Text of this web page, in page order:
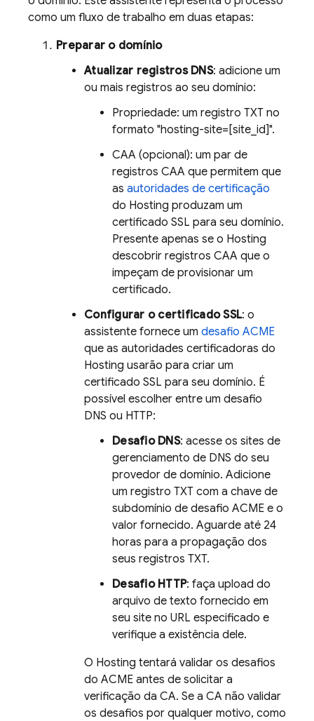
como um fluxo de trabalho em duas etapas:
Preparar o domínio
Atualizar registros DNS: adicione um
ou mais registros ao seu domínio:
Propriedade: um registro TXT no
formato "hosting-site=[site_id]".
CAA (opcional): um par de
registros CAA que permitem que
as autoridades de certificação
do Hosting produzam um
certificado SSL para seu domínio.
Presente apenas se o Hosting
descobrir registros CAA que o
impeçam de provisionar um
certificado.
Configurar o certificado SSL: o
assistente fornece um desafio ACME
que as autoridades certificadoras do
Hosting usarão para criar um
certificado SSL para seu domínio. É
possível escolher entre um desafio
DNS ou HTTP:
Desafio DNS: acesse os sites de
gerenciamento de DNS do seu
provedor de domínio. Adicione
um registro TXT com a chave de
subdomínio de desafio ACME e o
valor fornecido. Aguarde até 24
horas para a propagação dos
seus registros TXT.
Desafio HTTP: faça upload do
arquivo de texto fornecido em
seu site no URL especificado e
verifique a existência dele.
O Hosting tentará validar os desafios
do ACME antes de solicitar a
verificação da CA. Se a CA não validar
os desafios por qualquer motivo, como